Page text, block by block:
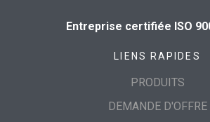
Entreprise certifiée ISO
LIENS RAPIDES
PRODUITS
DEMANDE D'OFFRE